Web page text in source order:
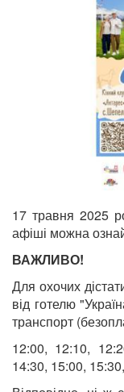
17 травня 2025
афіші можна
ВАЖЛИВО!
Для охочих
від готелю
транспорт
12:00, 12:10,
14:30, 15:00,